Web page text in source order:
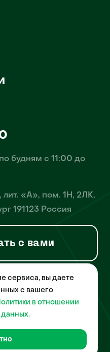
будням с 11:00 до
лит. «А», пом. 1Н, 2ЛК,
191123 Россия
с вами
животных «Пет-Ес»
информационных
и эксплуатации
деятельность
сети Интернет и
о регистрации
сервиса, вы даете
с вашего
в отношении
данных.